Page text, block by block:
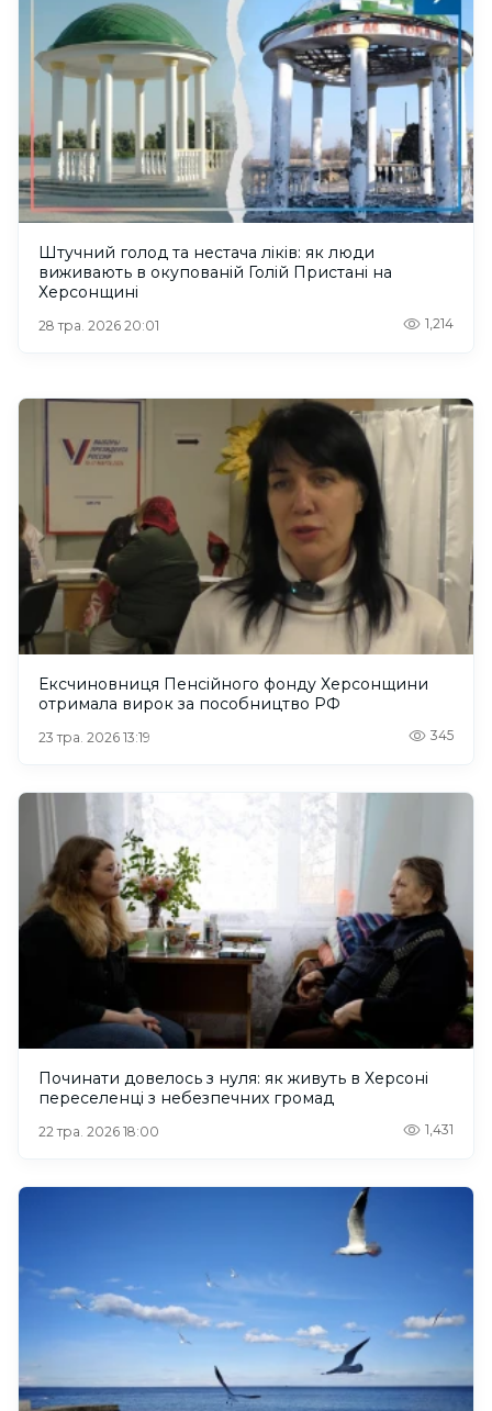
Штучний голод та нестача ліків: як люди
виживають в окупованій Голій Пристані на
Херсонщині
28 тра. 2026 20:01 1,214
Ексчиновниця Пенсійного фонду Херсонщини
отримала вирок за пособництво РФ
23 тра. 2026 13:19 345
Починати довелось з нуля: як живуть в Херсоні
переселенці з небезпечних громад
22 тра. 2026 18:00 1,431